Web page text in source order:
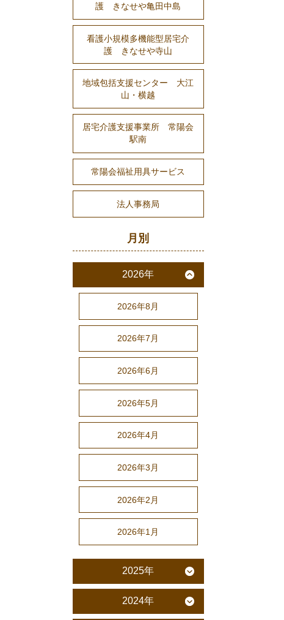
護 きなせや亀田中島
看護小規模多機能型居宅介
護 きなせや寺山
地域包括支援センター 大江
山・横越
居宅介護支援事業所 常陽会
駅南
常陽会福祉用具サービス
法人事務局
月別
2026年
2026年8月
2026年7月
2026年6月
2026年5月
2026年4月
2026年3月
2026年2月
2026年1月
2025年
2024年